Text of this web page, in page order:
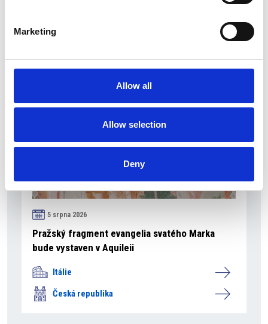
Marketing
Allow all
Allow selection
Deny
Itálie
5 srpna 2026
Pražský fragment evangelia svatého Marka
bude vystaven v Aquileii
Itálie
Česká republika